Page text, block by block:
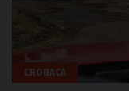
CRONACA